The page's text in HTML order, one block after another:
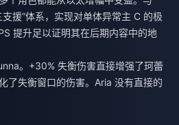
援”体系，实现对单体异常主 C 的极
提升足以证明其在后期内容中的地
。+30% 失衡伤害直接增强了珂蕾
了失衡窗口的伤害。Aria 没有直接的